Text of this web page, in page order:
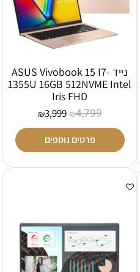
נייד ASUS Vivobook 15 I7-
1355U 16GB 512NVME Intel
Iris FHD
₪4,799
₪3,999
פרטים נוספים